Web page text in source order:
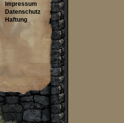
Impressum
Datenschutz
Haftung